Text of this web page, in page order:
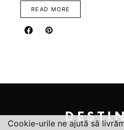
READ MORE
Cookie-urile ne ajută să